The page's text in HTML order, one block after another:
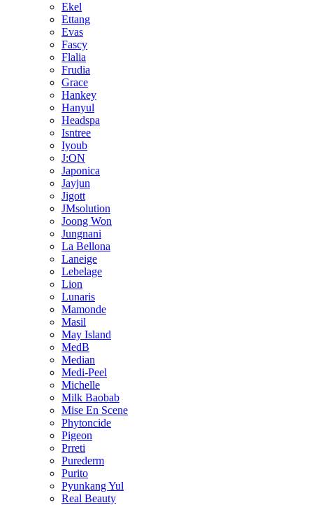
Ekel
Ettang
Evas
Fascy
Flalia
Frudia
Grace
Hankey
Hanyul
Headspa
Isntree
Iyoub
J:ON
Japonica
Jayjun
Jigott
JMsolution
Joong Won
Jungnani
La Bellona
Laneige
Lebelage
Lion
Lunaris
Mamonde
Masil
May Island
MedB
Median
Medi-Peel
Michelle
Milk Baobab
Mise En Scene
Phytoncide
Pigeon
Prreti
Purederm
Purito
Pyunkang Yul
Real Beauty